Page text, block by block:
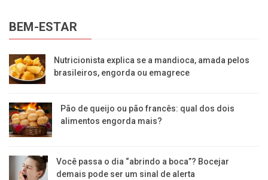
BEM-ESTAR
Nutricionista explica se a mandioca, amada pelos
brasileiros, engorda ou emagrece
Pão de queijo ou pão francês: qual dos dois
alimentos engorda mais?
Você passa o dia “abrindo a boca”? Bocejar
demais pode ser um sinal de alerta